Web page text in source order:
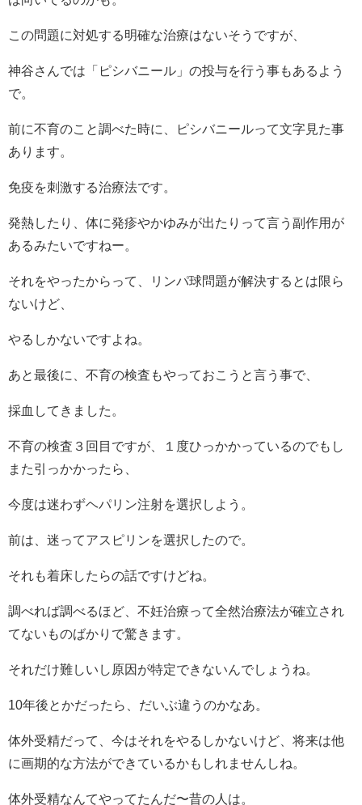
この問題に対処する明確な治療はないそうですが、
神谷さんでは「ピシバニール」の投与を行う事もあるよう
で。
前に不育のこと調べた時に、ピシバニールって文字見た事
あります。
免疫を刺激する治療法です。
発熱したり、体に発疹やかゆみが出たりって言う副作用が
あるみたいですねー。
それをやったからって、リンパ球問題が解決するとは限ら
ないけど、
やるしかないですよね。
あと最後に、不育の検査もやっておこうと言う事で、
採血してきました。
不育の検査３回目ですが、１度ひっかかっているのでもし
また引っかかったら、
今度は迷わずヘパリン注射を選択しよう。
前は、迷ってアスピリンを選択したので。
それも着床したらの話ですけどね。
調べれば調べるほど、不妊治療って全然治療法が確立され
てないものばかりで驚きます。
それだけ難しいし原因が特定できないんでしょうね。
10年後とかだったら、だいぶ違うのかなあ。
体外受精だって、今はそれをやるしかないけど、将来は他
に画期的な方法ができているかもしれませんしね。
体外受精なんてやってたんだ〜昔の人は。